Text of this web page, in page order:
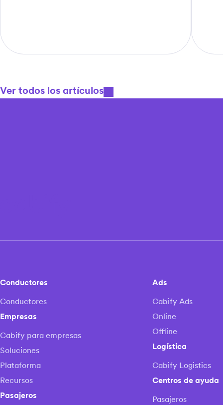
Ver todos los artículos
Conductores
Conductores
Empresas
Cabify para empresas
Soluciones
Plataforma
Recursos
Pasajeros
Ads
Cabify Ads
Online
Offline
Logística
Cabify Logistics
Centros de ayuda
Pasajeros